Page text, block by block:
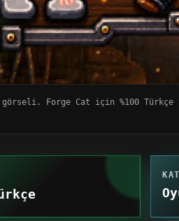
Forge Cat için %100 Türkçe